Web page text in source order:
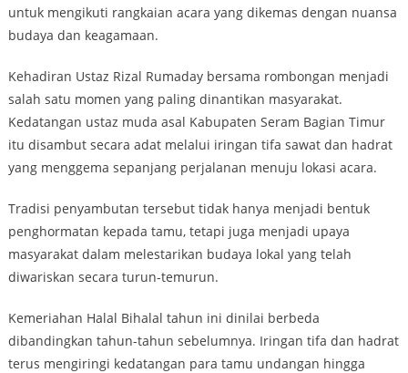
untuk mengikuti rangkaian acara yang dikemas dengan nuansa
budaya dan keagamaan.
Kehadiran Ustaz Rizal Rumaday bersama rombongan menjadi
salah satu momen yang paling dinantikan masyarakat.
Kedatangan ustaz muda asal Kabupaten Seram Bagian Timur
itu disambut secara adat melalui iringan tifa sawat dan hadrat
yang menggema sepanjang perjalanan menuju lokasi acara.
Tradisi penyambutan tersebut tidak hanya menjadi bentuk
penghormatan kepada tamu, tetapi juga menjadi upaya
masyarakat dalam melestarikan budaya lokal yang telah
diwariskan secara turun-temurun.
Kemeriahan Halal Bihalal tahun ini dinilai berbeda
dibandingkan tahun-tahun sebelumnya. Iringan tifa dan hadrat
terus mengiringi kedatangan para tamu undangan hingga